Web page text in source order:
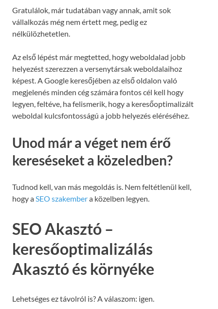
Gratulálok, már tudatában vagy annak, amit sok
vállalkozás még nem értett meg, pedig ez
nélkülözhetetlen.
Az első lépést már megtetted, hogy weboldalad jobb
helyezést szerezzen a versenytársak weboldalaihoz
képest. A Google keresőjében az első oldalon való
megjelenés minden cég számára fontos cél kell hogy
legyen, feltéve, ha felismerik, hogy a keresőoptimalizált
weboldal kulcsfontosságú a jobb helyezés eléréséhez.
Unod már a véget nem érő
kereséseket a közeledben?
Tudnod kell, van más megoldás is. Nem feltétlenül kell,
hogy aSEO szakembera közelben legyen.
SEO Akasztó –
keresőoptimalizálás
Akasztó és környéke
Lehetséges ez távolról is? A válaszom: igen.